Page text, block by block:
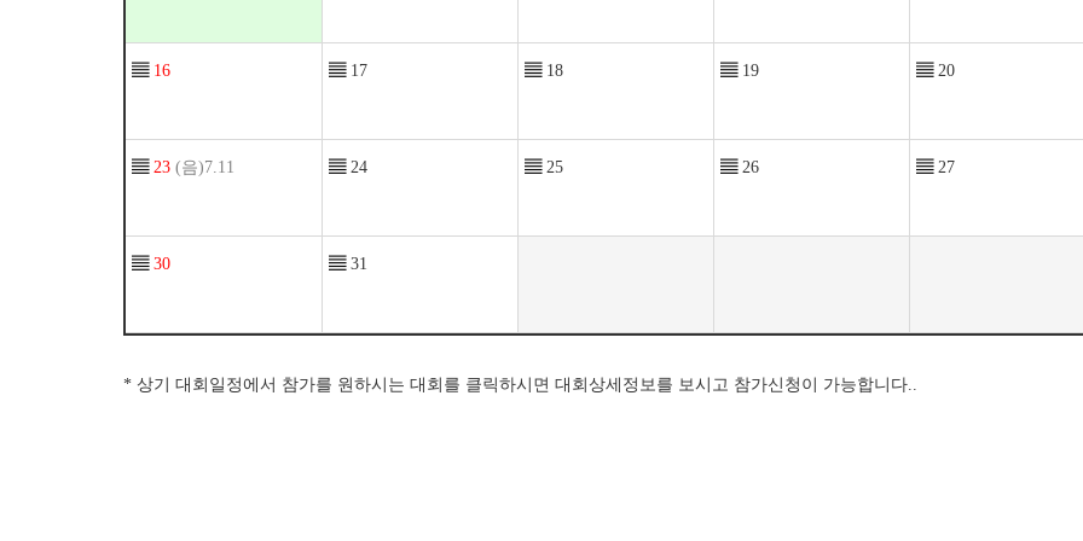
▤ 16 ▤ 17 ▤ 18 ▤ 19 ▤ 20
▤ 23 (음)7.11 ▤ 24 ▤ 25 ▤ 26 ▤ 27
▤ 30 ▤ 31
* 상기 대회일정에서 참가를 원하시는 대회를 클릭하시면 대회상세정보를 보시고 참가신청이 가능합니다..